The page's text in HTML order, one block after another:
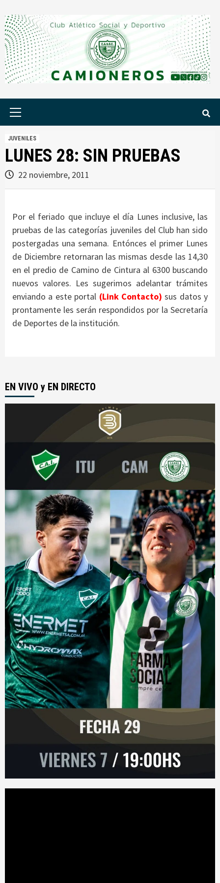
al
contenido
JUVENILES
LUNES 28: SIN PRUEBAS
22 noviembre, 2011
Por el feriado que incluye el día Lunes inclusive, las
pruebas de las categorías juveniles del Club han sido
postergadas una semana. Entónces el primer Lunes
de Diciembre retornaran las mismas desde las 14,30
en el predio de Camino de Cintura al 6300 buscando
nuevos valores. Les sugerimos adelantar trámites
enviando a este portal (Link Contacto) sus datos y
prontamente les serán respondidos por la Secretaría
de Deportes de la institución.
EN VIVO y EN DIRECTO